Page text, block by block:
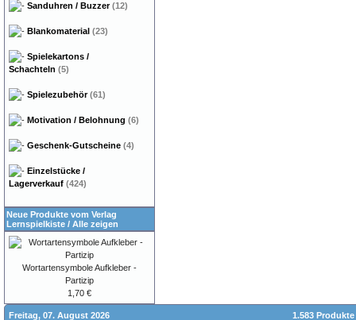
Sanduhren / Buzzer(12)
Blankomaterial (23)
Spielekartons /
Schachteln (5)
Spielezubehör(61)
Motivation / Belohnung (6)
Geschenk-Gutscheine (4)
Einzelstücke /
Lagerverkauf (424)
Neue Produkte vom Verlag
Lernspielkiste / Alle zeigen
Wortartensymbole Aufkleber -
Partizip
1,70 €
Freitag, 07. August 2026 1.583